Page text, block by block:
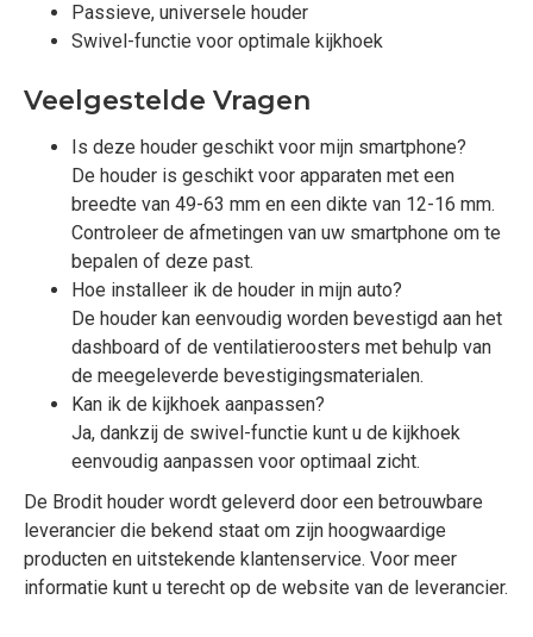
Passieve, universele houder
Swivel-functie voor optimale kijkhoek
Veelgestelde Vragen
Is deze houder geschikt voor mijn smartphone?
De houder is geschikt voor apparaten met een
breedte van 49-63 mm en een dikte van 12-16 mm.
Controleer de afmetingen van uw smartphone om te
bepalen of deze past.
Hoe installeer ik de houder in mijn auto?
De houder kan eenvoudig worden bevestigd aan het
dashboard of de ventilatieroosters met behulp van
de meegeleverde bevestigingsmaterialen.
Kan ik de kijkhoek aanpassen?
Ja, dankzij de swivel-functie kunt u de kijkhoek
eenvoudig aanpassen voor optimaal zicht.
De Brodit houder wordt geleverd door een betrouwbare
leverancier die bekend staat om zijn hoogwaardige
producten en uitstekende klantenservice. Voor meer
informatie kunt u terecht op de website van de leverancier.